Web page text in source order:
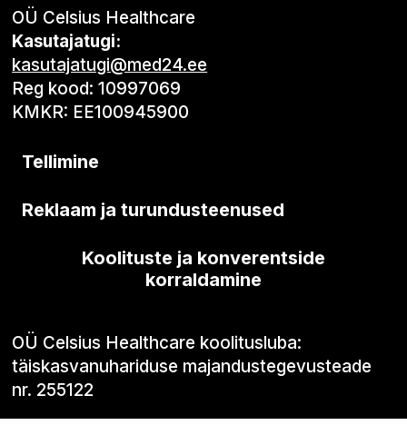
OÜ Celsius Healthcare
Kasutajatugi:
kasutajatugi@med24.ee
Reg kood: 10997069
KMKR: EE100945900
Tellimine
Reklaam ja turundusteenused
Koolituste ja konverentside
korraldamine
OÜ Celsius Healthcare koolitusluba:
täiskasvanuhariduse majandustegevusteade
nr. 255122